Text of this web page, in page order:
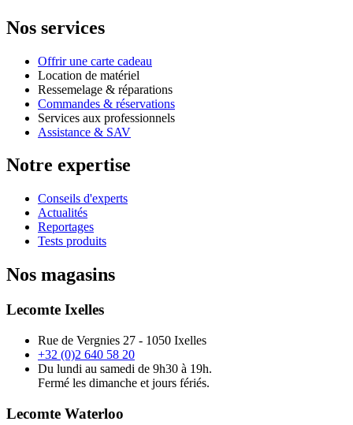
Nos services
Offrir une carte cadeau
Location de matériel
Ressemelage & réparations
Commandes & réservations
Services aux professionnels
Assistance & SAV
Notre expertise
Conseils d'experts
Actualités
Reportages
Tests produits
Nos magasins
Lecomte Ixelles
Rue de Vergnies 27 - 1050 Ixelles
+32 (0)2 640 58 20
Du lundi au samedi de 9h30 à 19h.
Fermé les dimanche et jours fériés.
Lecomte Waterloo